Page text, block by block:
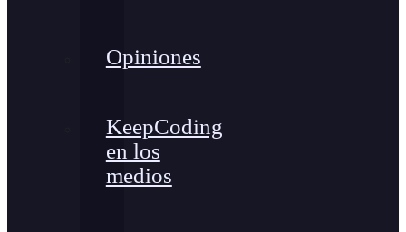
Opiniones
KeepCoding
en los
medios